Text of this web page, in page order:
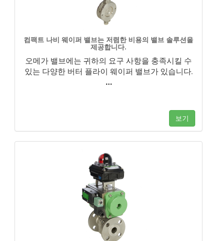
컴팩트 나비 웨이퍼 밸브는 저렴한 비용의 밸브 솔루션을
제공합니다.
오메가 밸브에는 귀하의 요구 사항을 충족시킬 수
있는 다양한 버터 플라이 웨이퍼 밸브가 있습니다.
…
보기